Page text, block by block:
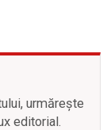
urmărește
editorial.